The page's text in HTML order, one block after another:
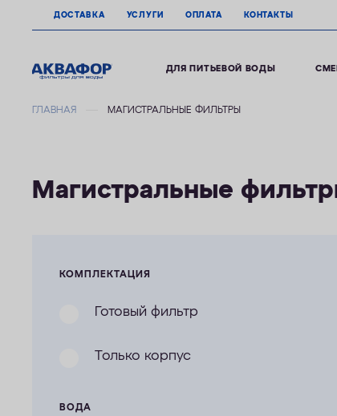
ДОСТАВКА УСЛУГИ ОПЛАТА КОНТАКТЫ
ДЛЯ ПИТЬЕВОЙ ВОДЫ
ГЛАВНАЯ МАГИСТРАЛЬНЫЕ ФИЛЬТРЫ
Магистральные
КОМПЛЕКТАЦИЯ
Готовый фильтр
Только корпус
ВОДА